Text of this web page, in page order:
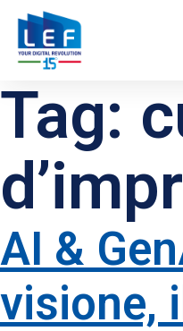
Tag:
AI &
visione,